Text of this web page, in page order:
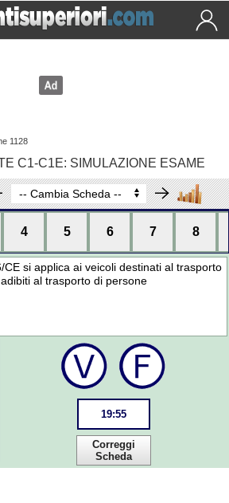
1128
C1-C1E: SIMULAZIONE ESAME
4 5 6 7 8
si applica ai veicoli destinati al trasporto
al trasporto di persone
19:55
Correggi
Scheda